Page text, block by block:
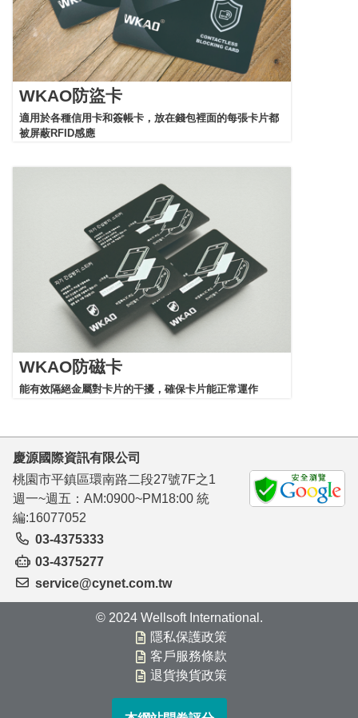
WKAO防盜卡
適用於各種信用卡和簽帳卡，放在錢包裡面的每張卡片都
被屏蔽RFID感應
WKAO防磁卡
能有效隔絕金屬對卡片的干擾，確保卡片能正常運作
慶源國際資訊有限公司
桃園市平鎮區環南路二段27號7F之1
週一~週五：AM:0900~PM18:00 統
編:16077052
03-4375333
03-4375277
service@cynet.com.tw
© 2024 Wellsoft International.
隱私保護政策
客戶服務條款
退貨換貨政策